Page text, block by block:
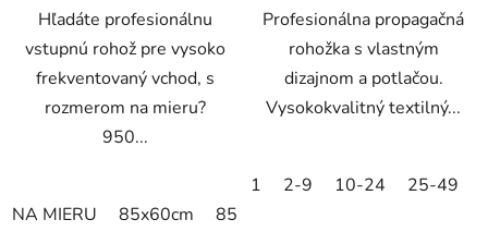
Hľadáte profesionálnu
vstupnú rohož pre vysoko
frekventovaný vchod, s
rozmerom na mieru?
950...
NA MIERU 85x60cm 85x75cm
Profesionálna propagačná
rohožka s vlastným
dizajnom a potlačou.
Vysokokvalitný textilný...
1 2-9 10-24 25-49